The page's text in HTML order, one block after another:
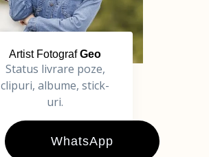
Artist FotografGeo
Status livrare poze,
clipuri, albume, stick-
uri.
WhatsApp